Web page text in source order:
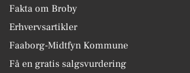
Fakta om Broby
Erhvervsartikler
Faaborg-Midtfyn Kommune
Få en gratis salgsvurdering